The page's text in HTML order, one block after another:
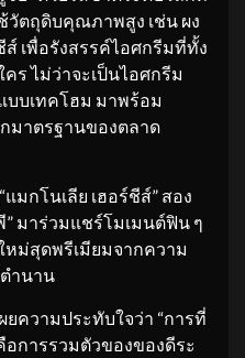
วัตถุดิบคุณภาพสูง เช่น ผง
ส์ เพื่อรังสรรค์ไอศกรีมที่ทั้ง
ร ไม่ว่าจะเป็นไอศกรีม
บเทคโฮม มาพร้อม
มาตรฐานของตลาด
มกโนเลีย เฮอร์ชีส์” สอง
มาร่วมแชร์โมเมนต์ฟิน ๆ
ม่สุดพรีเมียมจากความ
ำนาน
ยความประทับใจว่า “การที่
การรวมตัวของของดีระ